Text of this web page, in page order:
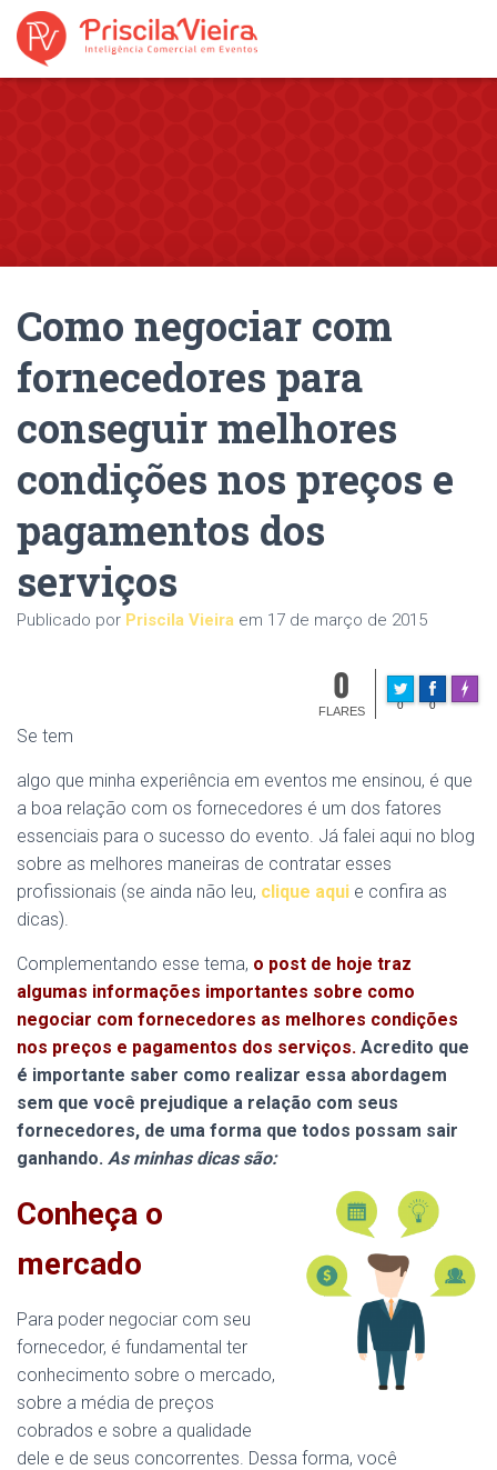
Como negociar com
fornecedores para
conseguir melhores
condições nos preços e
pagamentos dos
serviços
Publicado por Priscila Vieira em 17 de março de 2015
0
FLARES 0 0
Made
Se tem
algo que minha experiência em eventos me ensinou, é que
a boa relação com os fornecedores é um dos fatores
essenciais para o sucesso do evento. Já falei aqui no blog
sobre as melhores maneiras de contratar esses
profissionais (se ainda não leu, clique aqui e confira as
dicas).
Complementando esse tema, o post de hoje traz
algumas informações importantes sobre como
negociar com fornecedores as melhores condições
nos preços e pagamentos dos serviços. Acredito que
é importante saber como realizar essa abordagem
sem que você prejudique a relação com seus
fornecedores, de uma forma que todos possam sair
ganhando. As minhas dicas são:
Conheça o
mercado
Para poder negociar com seu
fornecedor, é fundamental ter
conhecimento sobre o mercado,
sobre a média de preços
cobrados e sobre a qualidade
dele e de seus concorrentes. Dessa forma, você